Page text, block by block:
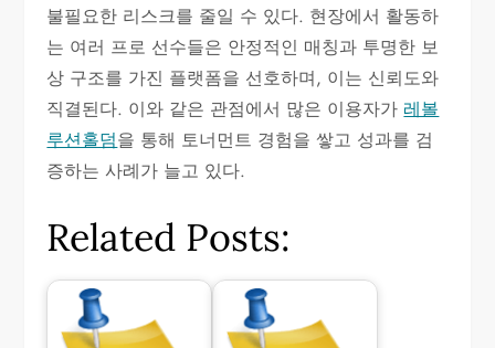
불필요한 리스크를 줄일 수 있다. 현장에서 활동하
는 여러 프로 선수들은 안정적인 매칭과 투명한 보
상 구조를 가진 플랫폼을 선호하며, 이는 신뢰도와
직결된다. 이와 같은 관점에서 많은 이용자가 레볼
루션홀덤을 통해 토너먼트 경험을 쌓고 성과를 검
증하는 사례가 늘고 있다.
Related Posts: